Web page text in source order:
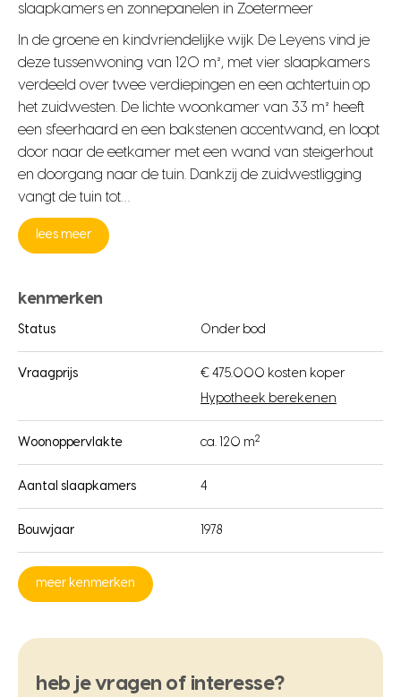
slaapkamers en zonnepanelen in Zoetermeer
In de groene en kindvriendelijke wijk De Leyens vind je
deze tussenwoning van 120 m², met vier slaapkamers
verdeeld over twee verdiepingen en een achtertuin op
het zuidwesten. De lichte woonkamer van 33 m² heeft
een sfeerhaard en een bakstenen accentwand, en loopt
door naar de eetkamer met een wand van steigerhout
en doorgang naar de tuin. Dankzij de zuidwestligging
vangt de tuin tot…
lees meer
kenmerken
Status Onder bod
Vraagprijs
€ 475.000 kosten koper
Hypotheek berekenen
Woonoppervlakte ca. 120 m2
Aantal slaapkamers 4
Bouwjaar 1978
meer kenmerken
heb je vragen of interesse?